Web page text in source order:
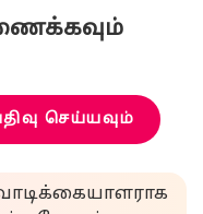
செய்யவும்